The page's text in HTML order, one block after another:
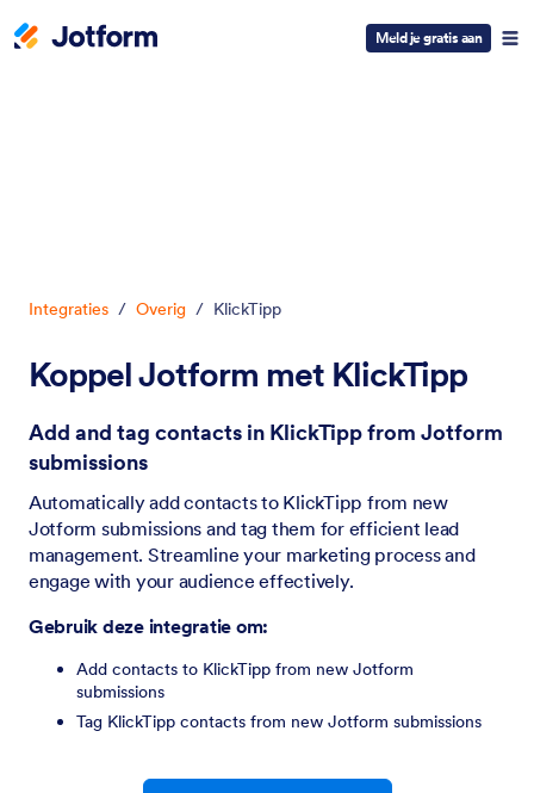
Meld je gratis aan
Integraties / Overig / KlickTipp
Koppel Jotform met KlickTipp
Add and tag contacts in KlickTipp from Jotform
submissions
Automatically add contacts to KlickTipp from new
Jotform submissions and tag them for efficient lead
management. Streamline your marketing process and
engage with your audience effectively.
Gebruik deze integratie om:
Add contacts to KlickTipp from new Jotform
submissions
Tag KlickTipp contacts from new Jotform submissions